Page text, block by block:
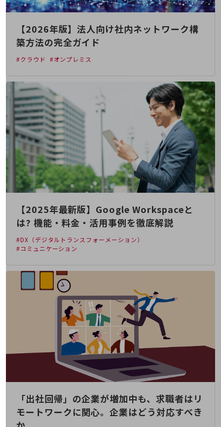
課題・ニーズで探す
課題・ニーズで探すTOP
コミュニケーション・情報共有
災害対策
職場環境整備
地域共創・地方創生
セキュリティ対策
遠隔監視
顧客体験（CX）改善
人材不足解消
業種・業態で探す
自治体
一次産業
医療・介護
小売業
モバイルTOP
法人向けスマホ・携帯に関する、
【2026年版】法人向け社内ネットワーク構
築方法の完全ガイド
#クラウド #オンプレミス
【2025年最新版】Google Workspaceと
は? 機能・料金・活用事例を徹底解説
#DX（デジタルトランスフォーメーション）
#コミュニケーション
「出社回帰」の企業が増加中も、求職者はリ
モートワークに関心。企業はどう対応すべき